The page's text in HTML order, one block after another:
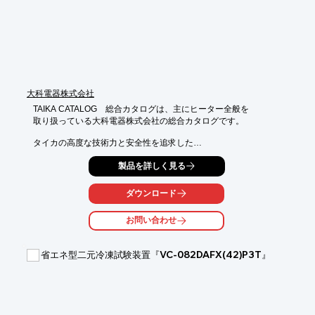
大科電器株式会社
TAIKA CATALOG　総合カタログは、主にヒーター全般を
取り扱っている大科電器株式会社の総合カタログです。
タイカの高度な技術力と安全性を追求した
マントルヒーター(フラスコ用マントルヒーター等)や
ケーブルヒーター(フレキシブルヒーター等)、
その他各種ヒーターを多種多様に取り揃えています。
■マントルヒーター
■ケーブルヒーター
■その他
製品を詳しく見る
ダウンロード
お問い合わせ
省エネ型二元冷凍試験装置『VC-082DAFX(42)P3T』